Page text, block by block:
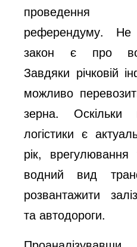
проведення
референдуму.
закон є про
Завдяки річковій
можливо
зерна. Оскільки
логістики є
рік,
водний вид
розвантажити
та автодороги.